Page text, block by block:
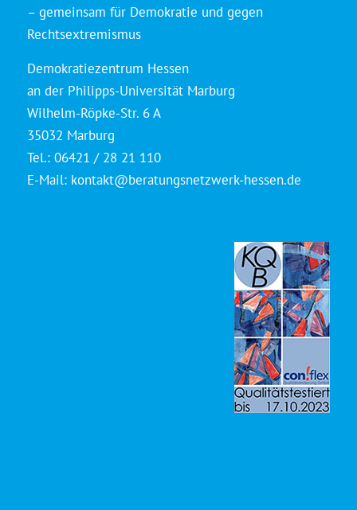
– gemeinsam für Demokratie und gegen
Rechtsextremismus
Demokratiezentrum Hessen
an der Philipps-Universität Marburg
Wilhelm-Röpke-Str. 6 A
35032 Marburg
Tel.: 06421 / 28 21 110
E-Mail: kontakt@beratungsnetzwerk-hessen.de